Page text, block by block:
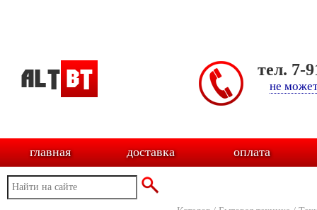
тел. 7-
не
главная доставка оплата